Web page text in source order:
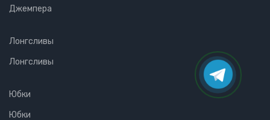
Джемпера
Лонгсливы
Лонгсливы
Юбки
Юбки